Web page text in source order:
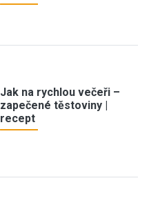
Jak na rychlou večeři –
zapečené těstoviny |
recept